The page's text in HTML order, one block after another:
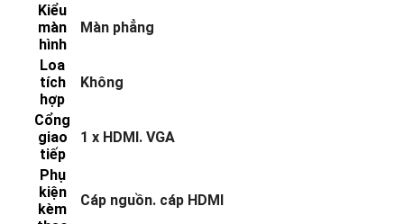
Kiểu
màn
hình
Màn phẳng
Loa
tích
hợp
Không
Cổng
giao
tiếp
1 x HDMI. VGA
Phụ
kiện
kèm
Cáp nguồn. cáp HDMI